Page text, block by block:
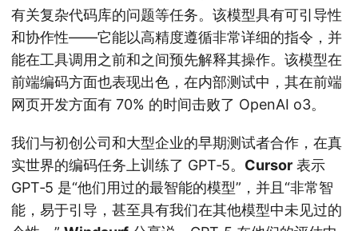
有关复杂代码库的问题等任务。该模型具有可引导性
和协作性——它能以高精度遵循非常详细的指令，并
能在工具调用之前和之间预先解释其操作。该模型在
前端编码方面也表现出色，在内部测试中，其在前端
网页开发方面有 70% 的时间击败了 OpenAI o3。
我们与初创公司和大型企业的早期测试者合作，在真
实世界的编码任务上训练了 GPT‑5。 Cursor 表示
GPT‑5 是“他们用过的最智能的模型”，并且“非常智
能，易于引导，甚至具有我们在其他模型中未见过的